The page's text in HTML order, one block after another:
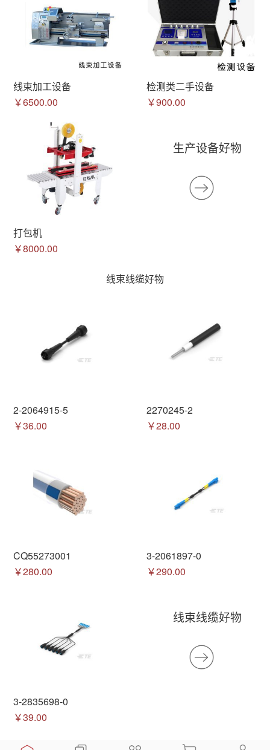
线束加工设备
￥6500.00
检测类二手设备
￥900.00
打包机
￥8000.00
生产设备好物
线束线缆好物
2-2064915-5
￥36.00
2270245-2
￥28.00
CQ55273001
￥280.00
3-2061897-0
￥290.00
3-2835698-0
￥39.00
线束线缆好物